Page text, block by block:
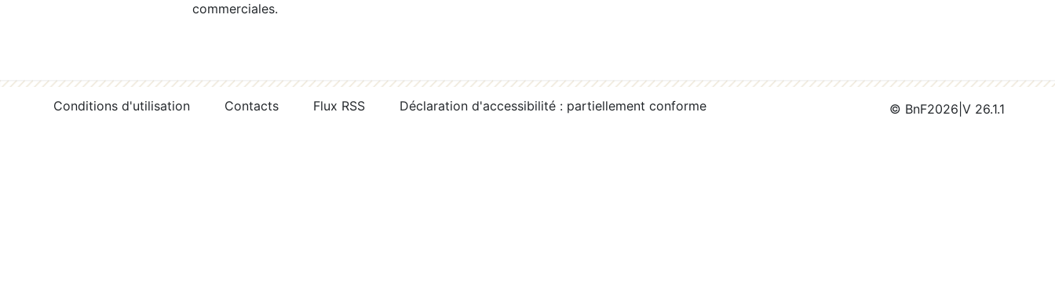
commerciales.
Conditions d'utilisation Contacts Flux RSS Déclaration d'accessibilité : partiellement conforme © BnF2026 V 26.1.1